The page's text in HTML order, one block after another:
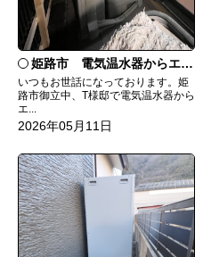
姫路市 電気温水器からエコキュートへ取替工事
いつもお世話になっております。姫
路市御立中、T様邸で電気温水器から
エ...
2026年05月11日